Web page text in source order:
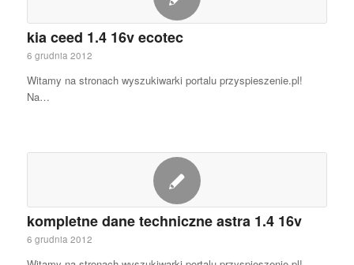
kia ceed 1.4 16v ecotec
6 grudnia 2012
Witamy na stronach wyszukiwarki portalu przyspieszenie.pl!
Na…
kompletne dane techniczne astra 1.4 16v
6 grudnia 2012